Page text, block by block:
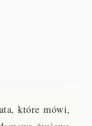
które mówi,